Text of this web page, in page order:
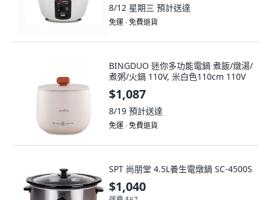
8/12 星期三 預計送達
免運 ∙ 免費退貨
BINGDUO 迷你多功能電鍋 煮飯/燉湯/
煮粥/火鍋 110V, 米白色110cm 110V
$1,087
8/19 預計送達
免運 ∙ 免費退貨
SPT 尚朋堂 4.5L養生電燉鍋 SC-4500S
$1,040